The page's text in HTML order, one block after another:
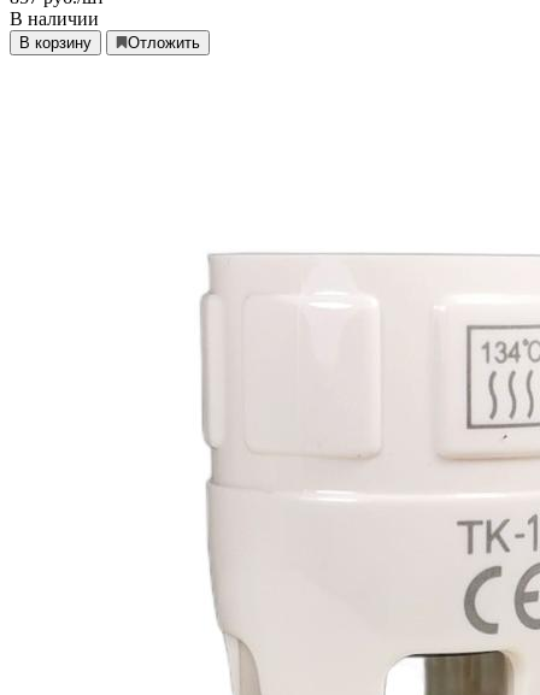
В наличии
В корзину Отложить